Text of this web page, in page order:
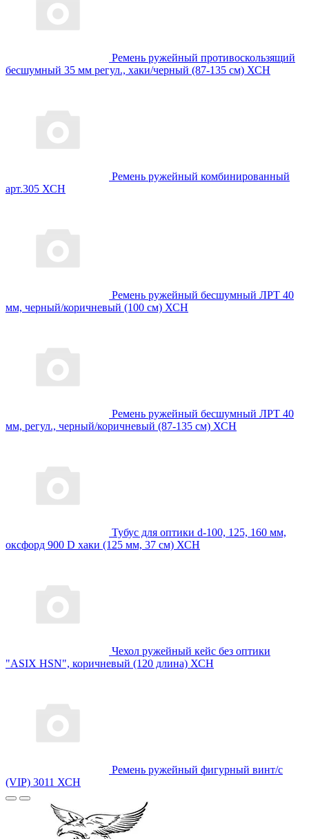
Ремень ружейный противоскользящий
бесшумный 35 мм регул., хаки/черный (87-135 см) ХСН
Ремень ружейный комбинированный
арт.305 ХСН
Ремень ружейный бесшумный ЛРТ 40
мм, черный/коричневый (100 см) ХСН
Ремень ружейный бесшумный ЛРТ 40
мм, регул., черный/коричневый (87-135 см) ХСН
Тубус для оптики d-100, 125, 160 мм,
оксфорд 900 D хаки (125 мм, 37 см) ХСН
Чехол ружейный кейс без оптики
"ASIX HSN", коричневый (120 длина) ХСН
Ремень ружейный фигурный винт/с
(VIP) 3011 ХСН